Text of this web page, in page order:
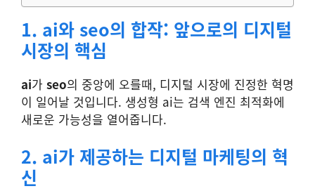
1. ai와 seo의 합작: 앞으로의 디지털
시장의 핵심
ai가 seo의 중앙에 오를때, 디지털 시장에 진정한 혁명
이 일어날 것입니다. 생성형 ai는 검색 엔진 최적화에
새로운 가능성을 열어줍니다.
2. ai가 제공하는 디지털 마케팅의 혁
신